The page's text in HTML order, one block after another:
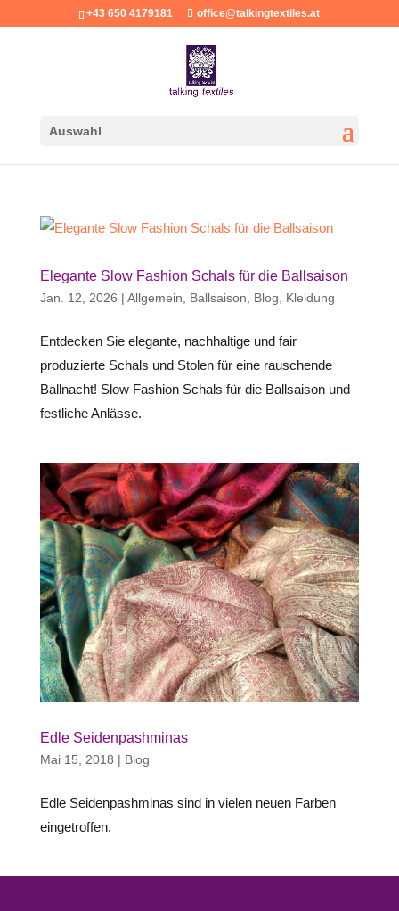
+43 650 4179181 office@talkingtextiles.at
Auswahl
Elegante Slow Fashion Schals für die Ballsaison
Jan. 12, 2026 | Allgemein Ballsaison Blog Kleidung
Entdecken Sie elegante, nachhaltige und fair
produzierte Schals und Stolen für eine rauschende
Ballnacht! Slow Fashion Schals für die Ballsaison und
festliche Anlässe.
Edle Seidenpashminas
Mai 15, 2018 | Blog
Edle Seidenpashminas sind in vielen neuen Farben
eingetroffen.